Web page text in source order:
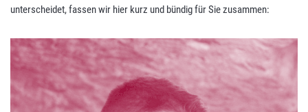
unterscheidet, fassen wir hier kurz und bündig für Sie zusammen: